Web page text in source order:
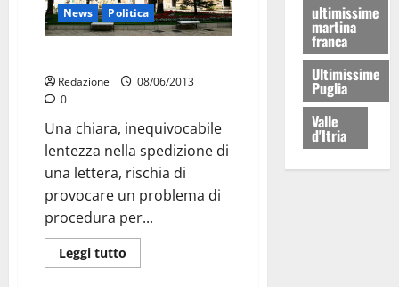
News
Politica
Redazione
08/06/2013
0
Una chiara, inequivocabile
lentezza nella spedizione di
una lettera, rischia di
provocare un problema di
procedura per...
Leggi tutto
ultimissime
martina
franca
Ultimissime
Puglia
Valle
d'Itria